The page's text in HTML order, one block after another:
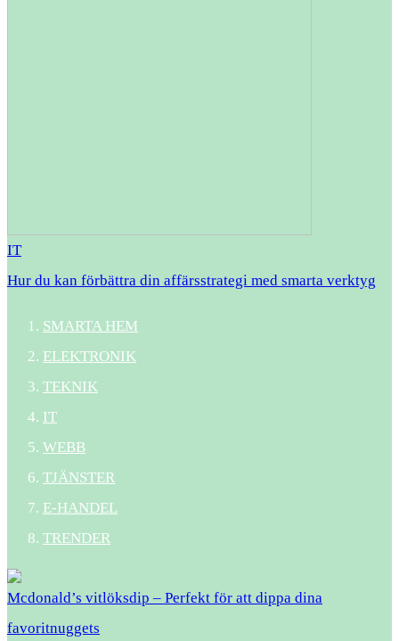
IT
Hur du kan förbättra din affärsstrategi med smarta verktyg
SMARTA HEM
ELEKTRONIK
TEKNIK
IT
WEBB
TJÄNSTER
E-HANDEL
TRENDER
Mcdonald’s vitlöksdip – Perfekt för att dippa dina
favoritnuggets